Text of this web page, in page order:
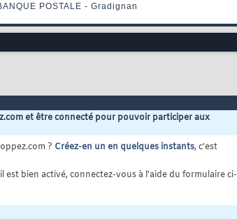
et être connecté pour pouvoir participer aux
? Créez-en un en quelques instants, c'est
est bien activé, connectez-vous à l'aide du formulaire ci-